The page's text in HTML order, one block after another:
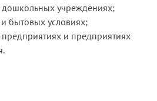
учреждениях;
бытовых условиях;
и предприятиях